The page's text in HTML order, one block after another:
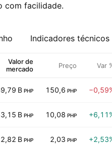
com facilidade.
Indicadores técnicos
Valor de
mercado
Preço Var
B PHP 150,6 PHP
B PHP 10,08 PHP
B PHP 2,03 PHP